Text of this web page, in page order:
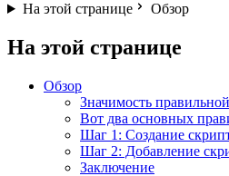
На этой странице Обзор
На этой странице
Обзор
Значимость
Вот два основных
Шаг 1: Создание
Шаг 2: Добавление
Заключение